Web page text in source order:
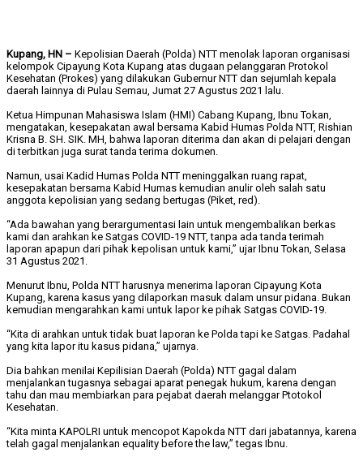
Kupang, HN – Kepolisian Daerah (Polda) NTT menolak laporan organisasi
kelompok Cipayung Kota Kupang atas dugaan pelanggaran Protokol
Kesehatan (Prokes) yang dilakukan Gubernur NTT dan sejumlah kepala
daerah lainnya di Pulau Semau, Jumat 27 Agustus 2021 lalu.
Ketua Himpunan Mahasiswa Islam (HMI) Cabang Kupang, Ibnu Tokan,
mengatakan, kesepakatan awal bersama Kabid Humas Polda NTT, Rishian
Krisna B. SH. SIK. MH, bahwa laporan diterima dan akan di pelajari dengan
di terbitkan juga surat tanda terima dokumen.
Namun, usai Kadid Humas Polda NTT meninggalkan ruang rapat,
kesepakatan bersama Kabid Humas kemudian anulir oleh salah satu
anggota kepolisian yang sedang bertugas (Piket, red).
“Ada bawahan yang berargumentasi lain untuk mengembalikan berkas
kami dan arahkan ke Satgas COVID-19 NTT, tanpa ada tanda terimah
laporan apapun dari pihak kepolisan untuk kami,” ujar Ibnu Tokan, Selasa
31 Agustus 2021.
Menurut Ibnu, Polda NTT harusnya menerima laporan Cipayung Kota
Kupang, karena kasus yang dilaporkan masuk dalam unsur pidana. Bukan
kemudian mengarahkan kami untuk lapor ke pihak Satgas COVID-19.
“Kita di arahkan untuk tidak buat laporan ke Polda tapi ke Satgas. Padahal
yang kita lapor itu kasus pidana,” ujarnya.
Dia bahkan menilai Kepilisian Daerah (Polda) NTT gagal dalam
menjalankan tugasnya sebagai aparat penegak hukum, karena dengan
tahu dan mau membiarkan para pejabat daerah melanggar Ptotokol
Kesehatan.
“Kita minta KAPOLRI untuk mencopot Kapokda NTT dari jabatannya, karena
telah gagal menjalankan equality before the law,” tegas Ibnu.